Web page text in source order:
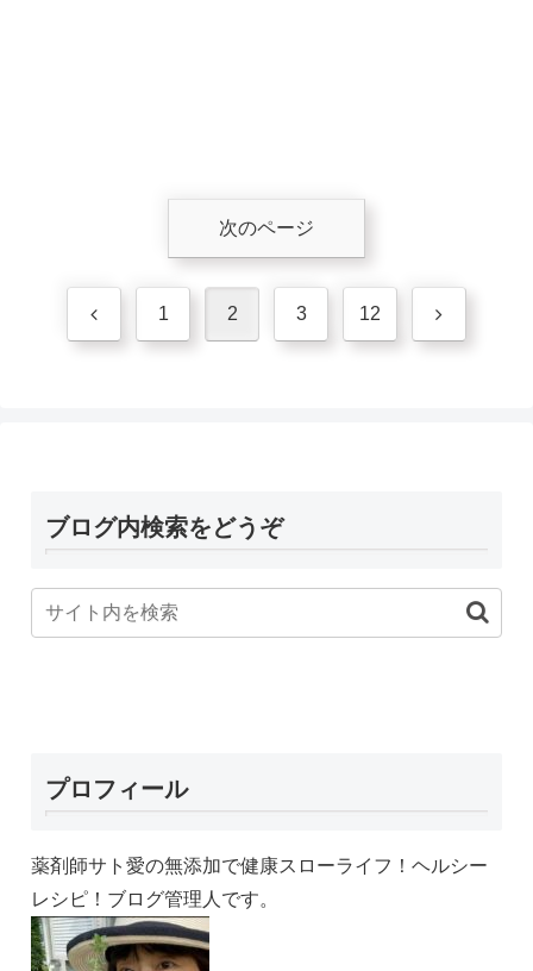
次のページ
前 1 2 3 12 次
ブログ内検索をどうぞ
プロフィール
薬剤師サト愛の無添加で健康スローライフ！ヘルシー
レシピ！ブログ管理人です。